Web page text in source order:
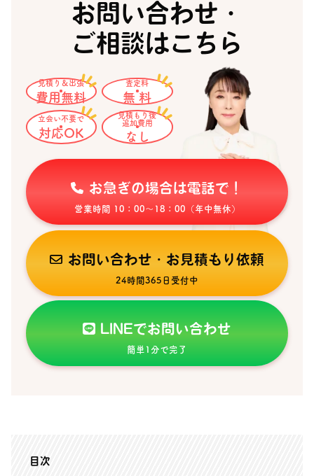
お問い合わせ・
ご相談はこちら
見積り＆出張
費用無料
査定料
無 料
立会い不要で
対応OK
見積もり後
追加費用
なし
お急ぎの場合は電話で！
営業時間 10：00〜18：00（年中無休）
お問い合わせ・お見積もり依頼
24時間365日受付中
LINEでお問い合わせ
簡単1分で完了
目次